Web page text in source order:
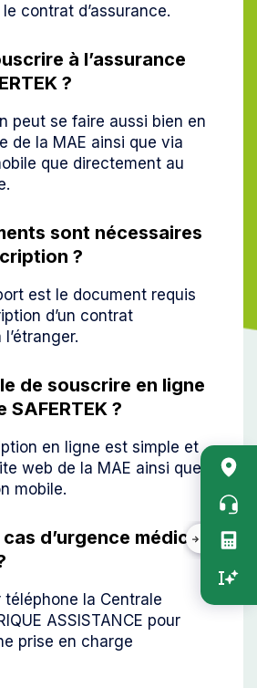
contrat d’assurance.
à l’assurance
?
peut se faire aussi bien en
de la MAE ainsi que via
que directement au
sont nécessaires
?
est le document requis
d’un contrat
de souscrire en ligne
SAFERTEK ?
en ligne est simple et
web de la MAE ainsi que
mobile.
d’urgence médicale
la Centrale
ASSISTANCE pour
prise en charge